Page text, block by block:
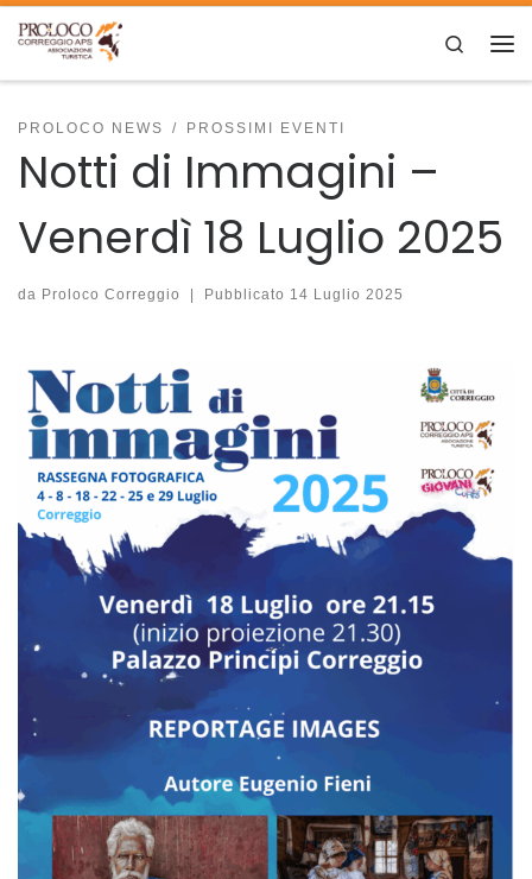
Skip to content
Search
PROLOCO NEWS PROSSIMI EVENTI
Notti di Immagini –
Venerdì 18 Luglio 2025
da Proloco Correggio Pubblicato 14 Luglio 2025